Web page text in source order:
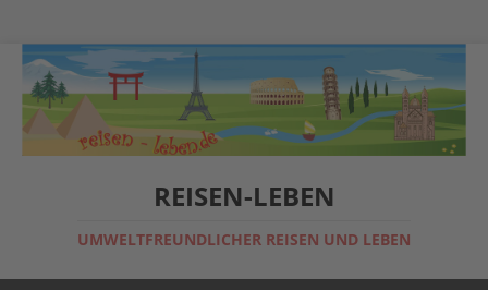
REISEN-LEBEN
UMWELTFREUNDLICHER REISEN UND LEBEN